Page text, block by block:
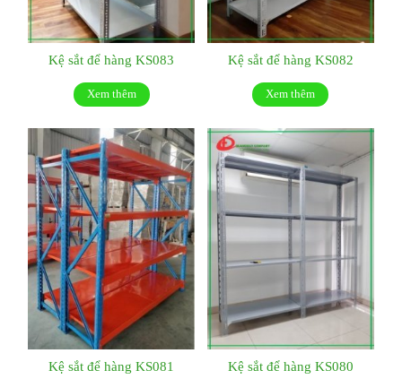
Kệ sắt để hàng KS083
Xem thêm
Kệ sắt để hàng KS082
Xem thêm
Kệ sắt để hàng KS081 Kệ sắt để hàng KS080